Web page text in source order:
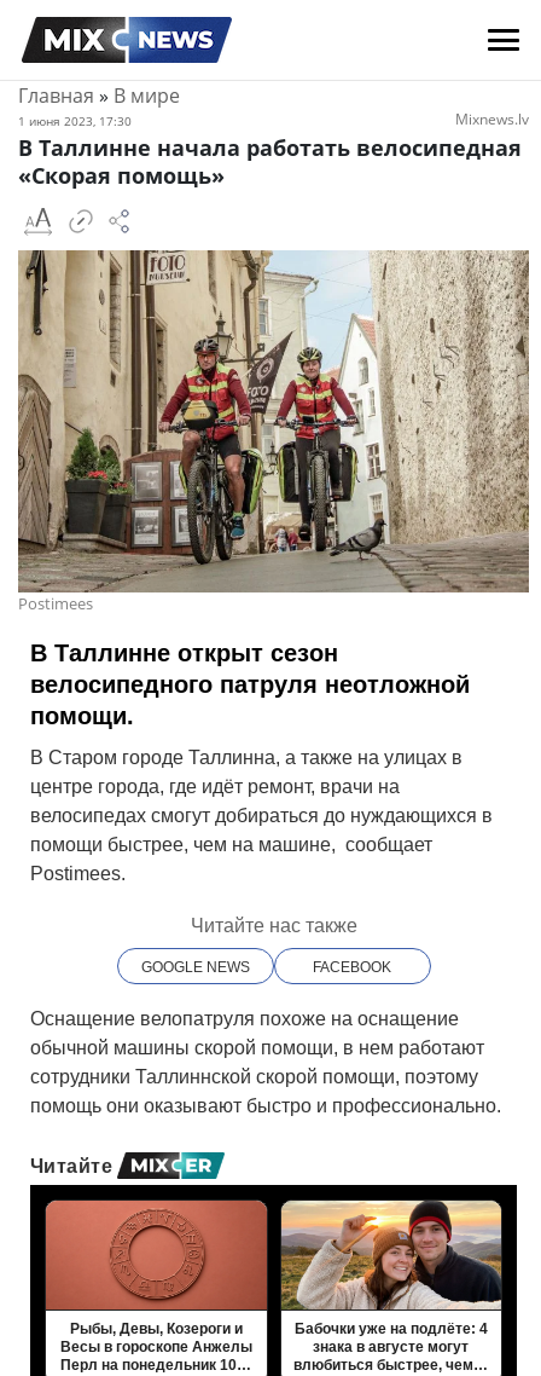
Главная » В мире
1 июня 2023, 17:30 Mixnews.lv
В Таллинне начала работать велосипедная
«Скорая помощь»
Postimees
В Таллинне открыт сезон
велосипедного патруля неотложной
помощи.
В Старом городе Таллинна, а также на улицах в
центре города, где идёт ремонт, врачи на
велосипедах смогут добираться до нуждающихся в
помощи быстрее, чем на машине, cообщает
Postimees.
Читайте нас также
GOOGLE NEWS FACEBOOK
Оснащение велопатруля похоже на оснащение
обычной машины скорой помощи, в нем работают
сотрудники Таллиннской скорой помощи, поэтому
помощь они оказывают быстро и профессионально.
Читайте
Рыбы, Девы, Козероги и
Весы в гороскопе Анжелы
Перл на понедельник 10…
Бабочки уже на подлёте: 4
знака в августе могут
влюбиться быстрее, чем…